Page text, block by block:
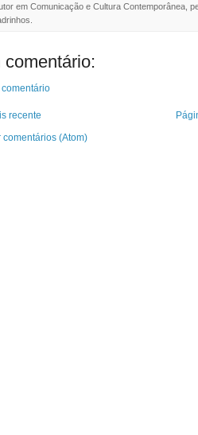
em Comunicação e Cultura Contemporânea,
comentário:
comentário
recente
comentários (Atom)